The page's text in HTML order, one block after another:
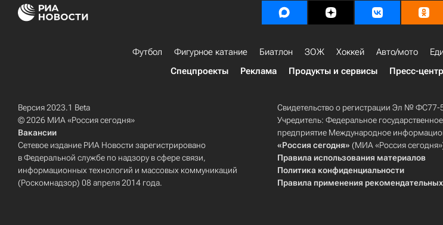
Футбол Фигурное катание Биатлон ЗОЖ Хоккей Авто/мото
Спецпроекты
Реклама Продукты и сервисы Пресс-центр
Версия 2023.1 Beta
© 2026 МИА «Россия сегодня»
Вакансии
Сетевое издание РИА Новости зарегистрировано
в Федеральной службе по надзору в сфере связи,
информационных технологий и массовых коммуникаций
(Роскомнадзор) 08 апреля 2014 года.
Свидетельство о регистрации Эл № ФС77-
Учредитель: Федеральное
предприятие Международное
«Россия сегодня» (МИА «Россия
Правила использования материалов
Политика конфиденциальности
Правила применения рекомендательных